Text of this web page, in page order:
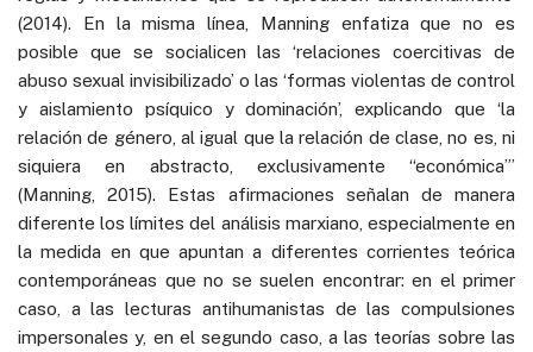
(2014). En la misma línea, Manning enfatiza que no es
posible que se socialicen las ‘relaciones coercitivas de
abuso sexual invisibilizado’ o las ‘formas violentas de control
y aislamiento psíquico y dominación’, explicando que ‘la
relación de género, al igual que la relación de clase, no es, ni
siquiera en abstracto, exclusivamente “económica”’
(Manning, 2015). Estas afirmaciones señalan de manera
diferente los límites del análisis marxiano, especialmente en
la medida en que apuntan a diferentes corrientes teórica
contemporáneas que no se suelen encontrar: en el primer
caso, a las lecturas antihumanistas de las compulsiones
impersonales y, en el segundo caso, a las teorías sobre las